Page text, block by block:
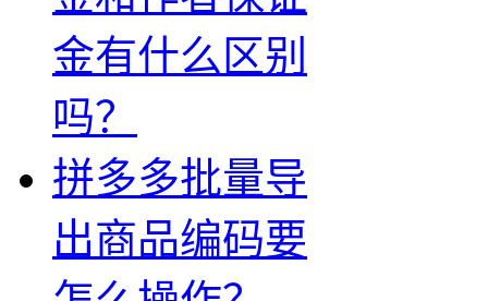
金有什么区别
吗？
拼多多批量导
出商品编码要